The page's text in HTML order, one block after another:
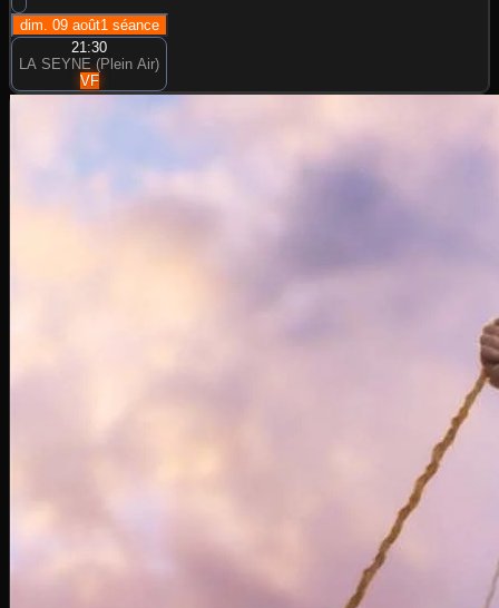
dim. 09 août1 séance
21:30
LA SEYNE (Plein Air)
VF